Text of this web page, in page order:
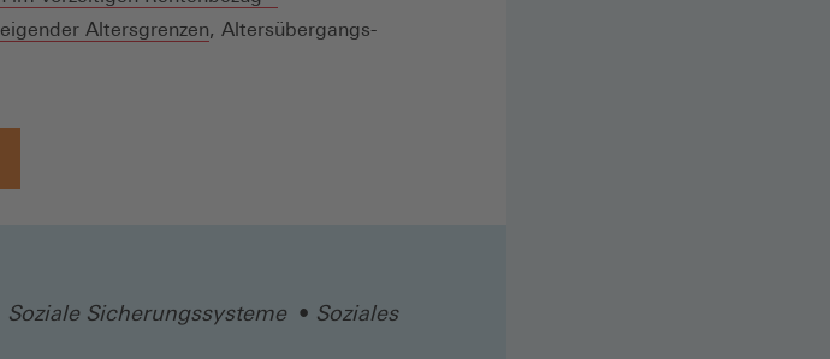
Altersgrenzen(Öffnet
, Altersübergangs-
Soziale Sicherungssysteme Soziales